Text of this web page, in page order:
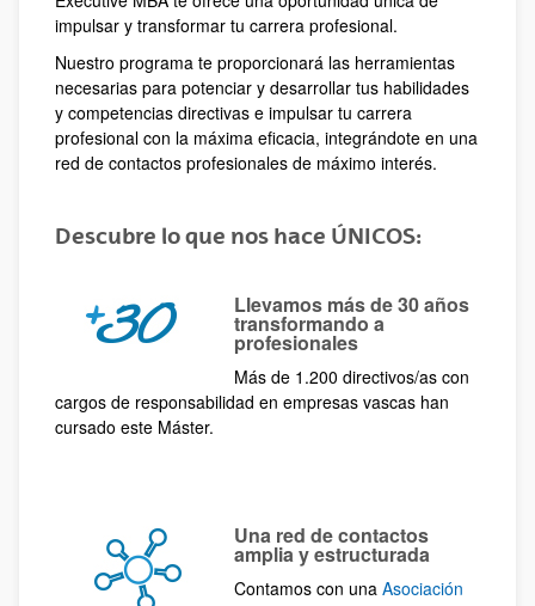
impulsar y transformar tu carrera profesional.
Nuestro programa te proporcionará las herramientas
necesarias para potenciar y desarrollar tus habilidades
y competencias directivas e impulsar tu carrera
profesional con la máxima eficacia, integrándote en una
red de contactos profesionales de máximo interés.
Descubre lo que nos hace ÚNICOS:
Llevamos más de 30 años
transformando a
profesionales
Más de 1.200 directivos/as con
cargos de responsabilidad en empresas vascas han
cursado este Máster.
Una red de contactos
amplia y estructurada
Contamos con una Asociación